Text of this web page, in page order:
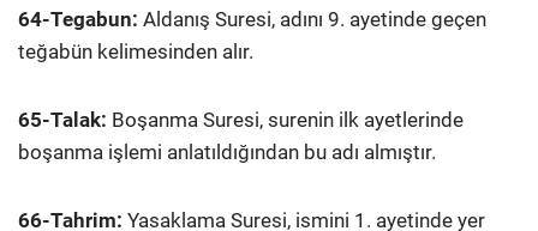
64-Tegabun: Aldanış Suresi, adını 9. ayetinde geçen
teğabün kelimesinden alır.
65-Talak: Boşanma Suresi, surenin ilk ayetlerinde
boşanma işlemi anlatıldığından bu adı almıştır.
66-Tahrim: Yasaklama Suresi, ismini 1. ayetinde yer